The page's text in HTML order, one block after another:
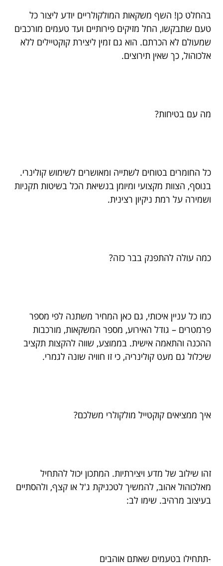
בהחלט כן! השף משקאות המולקולריים יודע ליצור כל
טעם שתבקשו, החל מזיקים פירותיים ועד טעמים מורכבים
שמעולם לא הכרתם. הוא גם זמין ליצירת קוקטיילים ללא
אלכוהול, כך שאין תירוצים.
מה עם בטיחות?
כל החומרים בטוחים לשתייה ומאושרים לשימוש קולינרי.
בנוסף, הצוות מקצועי ומיומן בנשיאת הכל בשיטות תקניות
ושמירה על רמת ניקיון רצינית.
כמה עולה להתפנק בבר כזה?
כמו כל עניין איכותי, גם כאן המחיר משתנה לפי מספר
פרמטרים – גודל האירוע, מספר המשקאות, מורכבות
ההכנה והתאמה אישית. בממוצע, שווה להקצות תקציב
שיכלול גם מעט קולינריה, כי זו חוויה שונה לגמרי.
איך ממציאים קוקטייל מולקולרי משלכם?
זהו שילוב של מדע ויצירתיות. המתכון יכול להתחיל
מאלכוהול אהוב, להמשיך לטכניקת ג'ל או קצף, ולהסתיים
בעיצוב מרהיב. שימו לב:
-תתחילו בטעמים שאתם אוהבים